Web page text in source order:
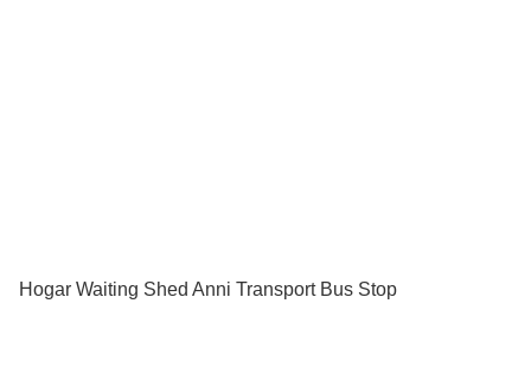
Hogar Waiting Shed Anni Transport Bus Stop